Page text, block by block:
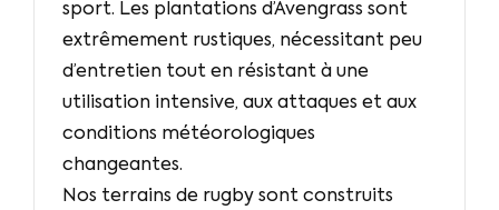
sport. Les plantations d’Avengrass sont
extrêmement rustiques, nécessitant peu
d’entretien tout en résistant à une
utilisation intensive, aux attaques et aux
conditions météorologiques
changeantes.
Nos terrains de rugby sont construits